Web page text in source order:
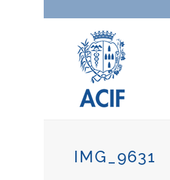
IMG_9631